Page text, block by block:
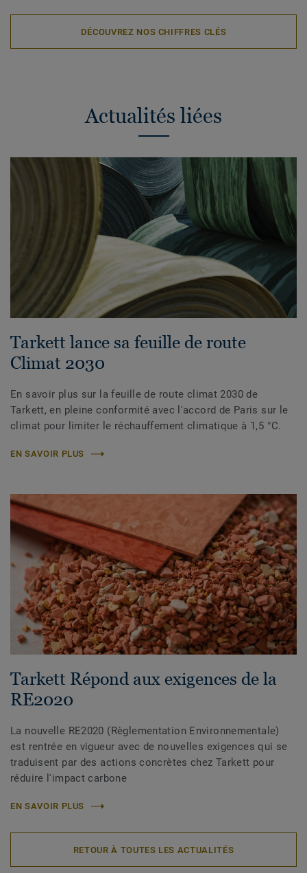
DÉCOUVREZ NOS CHIFFRES CLÉS
Actualités liées
Tarkett lance sa feuille de route
Climat 2030
En savoir plus sur la feuille de route climat 2030 de
Tarkett, en pleine conformité avec l'accord de Paris sur le
climat pour limiter le réchauffement climatique à 1,5 °C.
EN SAVOIR PLUS
Tarkett Répond aux exigences de la
RE2020
La nouvelle RE2020 (Règlementation Environnementale)
est rentrée en vigueur avec de nouvelles exigences qui se
traduisent par des actions concrètes chez Tarkett pour
réduire l'impact carbone
EN SAVOIR PLUS
RETOUR À TOUTES LES ACTUALITÉS